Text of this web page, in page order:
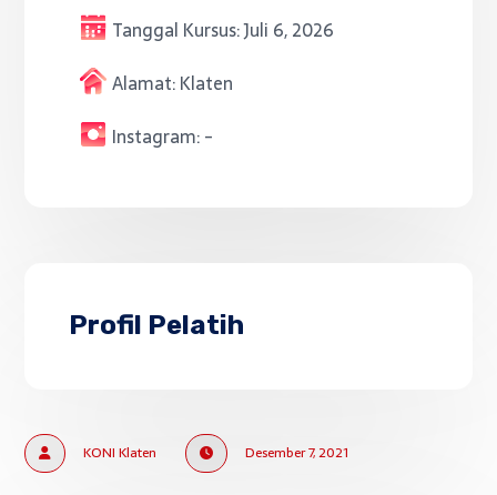
Tanggal Kursus:Juli 6, 2026
Alamat:Klaten
Instagram:-
Profil Pelatih
KONI Klaten Desember 7, 2021